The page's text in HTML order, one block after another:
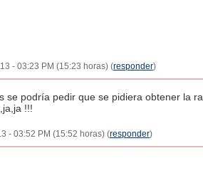
- 03:23 PM (15:23 horas) (responder)
se podría pedir que se pidiera obtener la
!!!
- 03:52 PM (15:52 horas) (responder)